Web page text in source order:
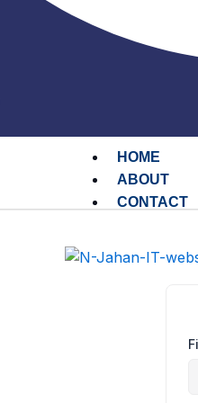
HOME
ABOUT
CONTACT